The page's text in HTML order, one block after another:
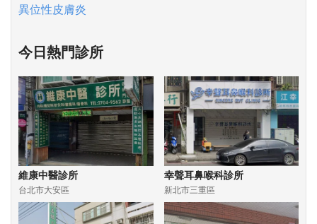
異位性皮膚炎
今日熱門診所
維康中醫診所
台北市大安區
幸聲耳鼻喉科診所
新北市三重區